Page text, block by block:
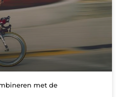
met de